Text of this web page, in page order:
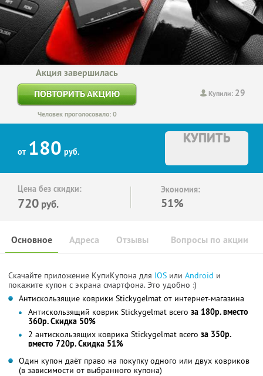
Купили: 29
Акция завершилась
ПОВТОРИТЬ АКЦИЮ
Человек проголосовало: 0
от 180 руб.
КУПИТЬ
Цена без скидки:
720 руб.
Экономия:
51%
Основное Отзывы Вопросы по акции
Адреса
Скачайте приложение КупиКупона для IOS или Android и
покажите купон с экрана смартфона. Это удобно :)
Антискользящие коврики Stickygelmat от интернет-магазина
Антискользящий коврик Stickygelmat всего за 180р. вместо
360р. Скидка 50%
2 антискользящих коврика Stickygelmat всего за 350р.
вместо 720р. Скидка 51%
Один купон даёт право на покупку одного или двух ковриков
(в зависимости от выбранного купона)